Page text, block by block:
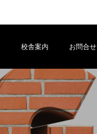
校舎案内 お問合せ